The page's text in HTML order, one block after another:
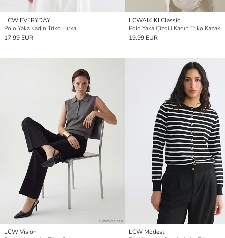
LCW EVERYDAY
Polo Yaka Kadın Triko Hırka
17.99 EUR
LCWAIKIKI Classic
Polo Yaka Çizgili Kadın Triko Kazak
19.99 EUR
LCW Vision
LCW Modest